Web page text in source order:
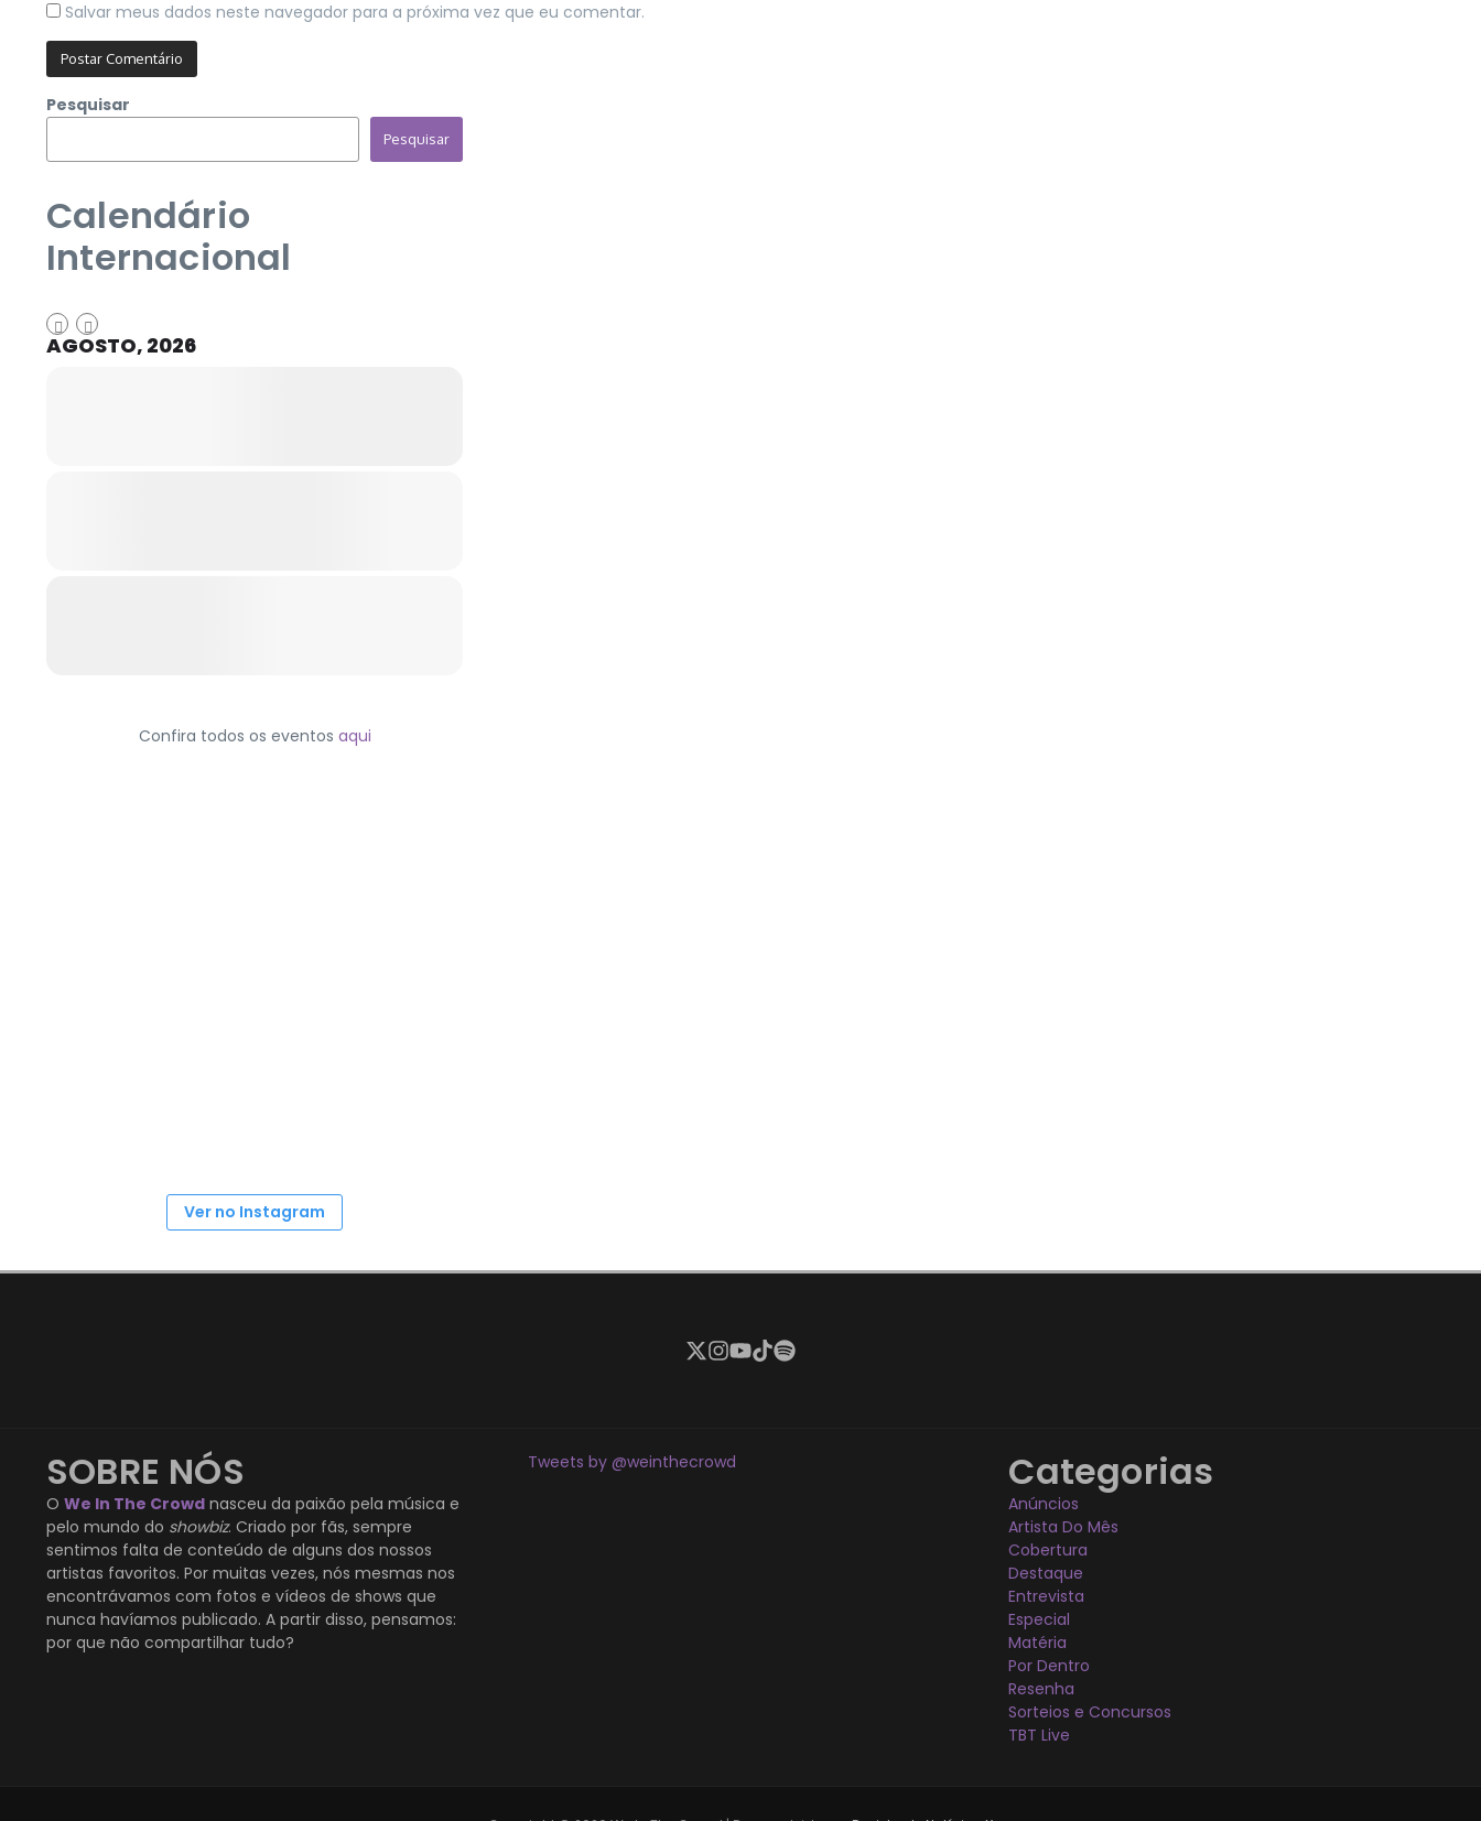
Salvar meus dados neste navegador para a próxima vez que eu comentar.
Pesquisar
Pesquisar
Calendário
Internacional
AGOSTO, 2026
Confira todos os eventos aqui
Ver no Instagram
SOBRE NÓS
O We In The Crowd nasceu da paixão pela música e
pelo mundo do showbiz. Criado por fãs, sempre
sentimos falta de conteúdo de alguns dos nossos
artistas favoritos. Por muitas vezes, nós mesmas nos
encontrávamos com fotos e vídeos de shows que
nunca havíamos publicado. A partir disso, pensamos:
por que não compartilhar tudo?
Tweets by @weinthecrowd Categorias
Anúncios
Artista Do Mês
Cobertura
Destaque
Entrevista
Especial
Matéria
Por Dentro
Resenha
Sorteios e Concursos
TBT Live